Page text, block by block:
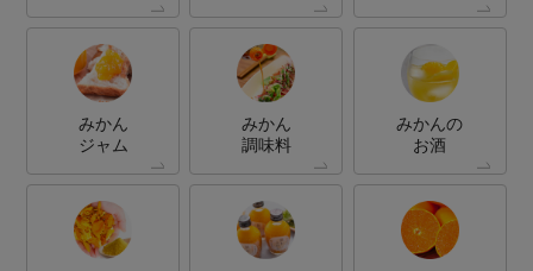
みかん
ジャム
みかん
調味料
みかんの
お酒